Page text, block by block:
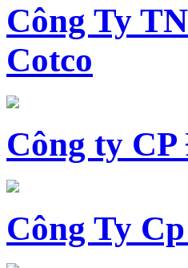
Công Ty
Cotco
Công ty
Công Ty